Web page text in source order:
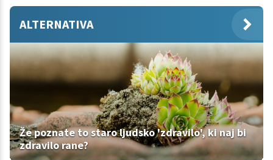
ALTERNATIVA
Že poznate to staro ljudsko 'zdravilo', ki naj bi
zdravilo rane?